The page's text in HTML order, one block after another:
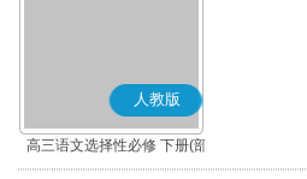
人教版
高三语文选择性必修 下册(部
编版)